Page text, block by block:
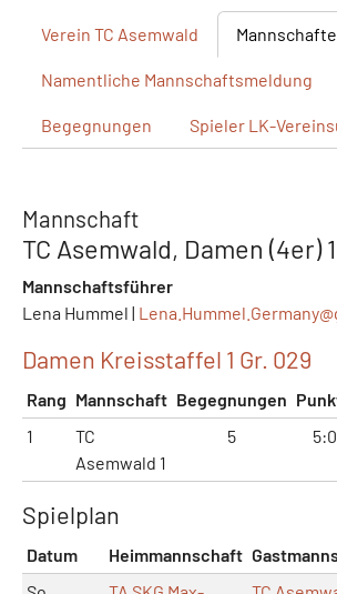
Verein TC Asemwald
Namentliche Mannschaftsmeldung
Begegnungen Spieler LK-
Mannschaft
TC Asemwald, Damen (4er) 1
Mannschaftsführer
Lena Hummel | Lena.Hummel.Germany@
Damen Kreisstaffel 1 Gr. 029
Rang Mannschaft Begegnungen
1
TC
Asemwald 1
5 5:0
Spielplan
Datum Heimmannschaft